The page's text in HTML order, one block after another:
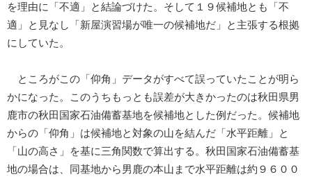
を理由に「不適」と結論づけた。そして１９候補地とも「不
適」と見なし「新屋演習場が唯一の候補地だ」と主張する根拠
にしていた。
ところがこの「仰角」データがすべて誤っていたことが明ら
かになった。このうちもっとも誤差が大きかったのは秋田県男
鹿市の秋田国家石油備蓄基地を候補地とした例だった。候補地
からの「仰角」は候補地と対象の山を結んだ「水平距離」と
「山の高さ」を基に三角関数で算出する。秋田国家石油備蓄基
地の場合は、同基地から男鹿の本山まで水平距離は約９６００